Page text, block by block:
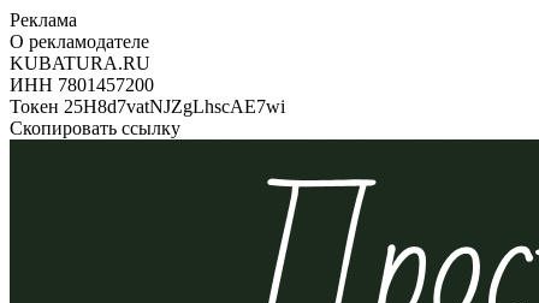
Реклама
О рекламодателе
KUBATURA.RU
ИНН 7801457200
Токен 25H8d7vatNJZgLhscAE7wi
Скопировать ссылку